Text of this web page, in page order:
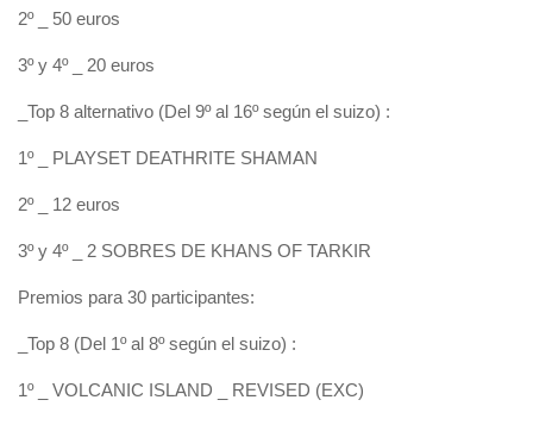
2º _ 50 euros
3º y 4º _ 20 euros
_Top 8 alternativo (Del 9º al 16º según el suizo) :
1º _ PLAYSET DEATHRITE SHAMAN
2º _ 12 euros
3º y 4º _ 2 SOBRES DE KHANS OF TARKIR
Premios para 30 participantes:
_Top 8 (Del 1º al 8º según el suizo) :
1º _ VOLCANIC ISLAND _ REVISED (EXC)